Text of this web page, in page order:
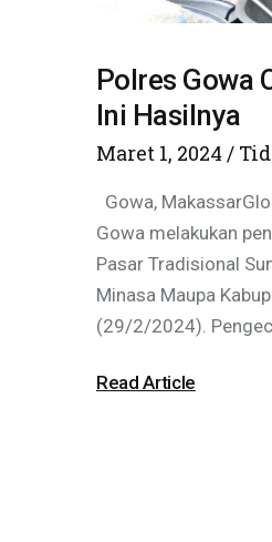
Polres Gowa
Ini Hasilnya
Maret 1, 2024
Gowa,
Gowa melakukan
Pasar Tradisional
Minasa Maupa
(29/2/2024).
Read Article